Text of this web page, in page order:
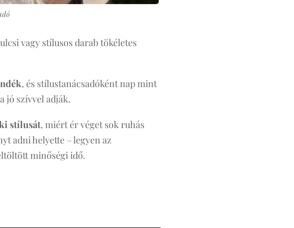
vagy stílusos darab tökéletes
, és stílustanácsadóként nap mint
jó szívvel adják.
stílusát, miért ér véget sok ruhás
adni helyette – legyen az
minőségi idő.